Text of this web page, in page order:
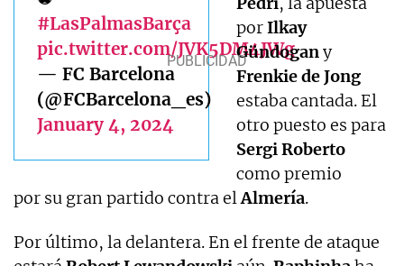
#LasPalmasBarça
pic.twitter.com/JVK5DM4JWg
— FC Barcelona
(@FCBarcelona_es)
January 4, 2024
porIlkay
Gündogany
FrenkiedeJong
estaba cantada. El
otro puesto es para
SergiRoberto
como premio
por su gran partido contra elAlmería.
Por último, la delantera. En el frente de ataque